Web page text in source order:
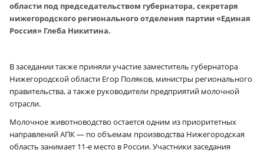
области под председательством губернатора, секретаря
нижегородского регионального отделения партии «Единая
Россия» Глеба Никитина.
В заседании также приняли участие заместитель губернатора
Нижегородской области Егор Поляков, министры регионального
правительства, а также руководители предприятий молочной
отрасли.
Молочное животноводство остается одним из приоритетных
направлений АПК — по объемам производства Нижегородская
область занимает 11‑е место в России. Участники заседания